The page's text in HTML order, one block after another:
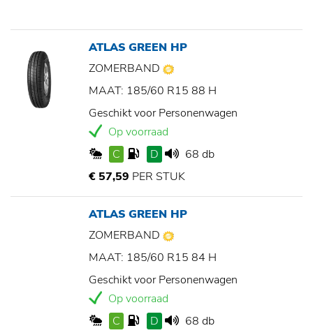
ATLAS GREEN HP
ZOMERBAND
MAAT: 185/60 R15 88 H
Geschikt voor Personenwagen
Op voorraad
C
D
68 db
€ 57,59 PER STUK
ATLAS GREEN HP
ZOMERBAND
MAAT: 185/60 R15 84 H
Geschikt voor Personenwagen
Op voorraad
C
D
68 db